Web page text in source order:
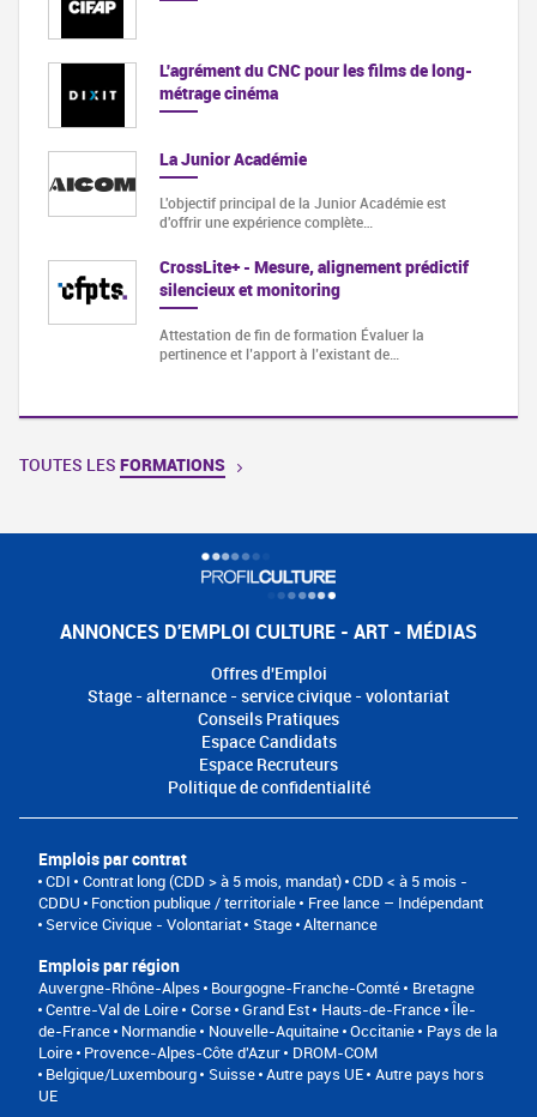
L'agrément du CNC pour les films de long-
métrage cinéma
La Junior Académie
L'objectif principal de la Junior Académie est
d'offrir une expérience complète…
CrossLite+ - Mesure, alignement prédictif
silencieux et monitoring
Attestation de fin de formation Évaluer la
pertinence et l’apport à l’existant de…
TOUTES LES FORMATIONS
ANNONCES D'EMPLOI CULTURE - ART - MÉDIAS
Offres d'Emploi
Stage - alternance - service civique - volontariat
Conseils Pratiques
Espace Candidats
Espace Recruteurs
Politique de confidentialité
Emplois par contrat
CDI Contrat long (CDD > à 5 mois, mandat) CDD < à 5 mois -
CDDU
Fonction publique / territoriale
Free lance – Indépendant
Service Civique - Volontariat
Stage Alternance
Emplois par région
Auvergne-Rhône-Alpes Bourgogne-Franche-Comté
Bretagne
Centre-Val de Loire Corse Grand Est Hauts-de-France Île-
de-France Normandie Nouvelle-Aquitaine Occitanie
Pays de la
Loire Provence-Alpes-Côte d'Azur
DROM-COM
Belgique/Luxembourg
Suisse Autre pays UE Autre pays hors
UE